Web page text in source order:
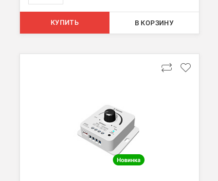
Подробнее обоплате и доставке
КУПИТЬ В КОРЗИНУ